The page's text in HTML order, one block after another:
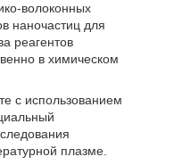
волоконных
наночастиц для
реагентов
в химическом
с использованием
плазме.